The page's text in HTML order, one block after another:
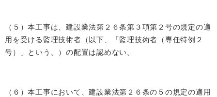
（５）本工事は、建設業法第２６条第３項第２号の規定の適
用を受ける監理技術者（以下、「監理技術者（専任特例２
号）」という。）の配置は認めない。
（６）本工事において、建設業法第２６条の５の規定の適用